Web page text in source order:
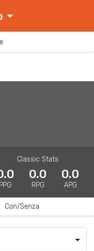
Classic Stats
PPG
0.0
RPG
0.0
APG
Con/Senza